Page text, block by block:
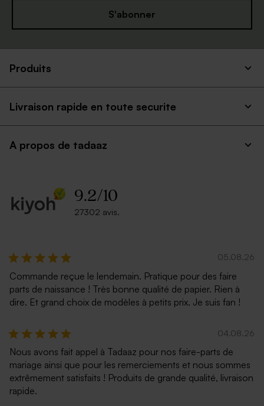
S'abonner
Produits
Livraison rapide en toute securite
A propos de tadaaz
9.2/10
27302 avis.
05.08.26
Commande reçue le lendemain. Pratique pour des faire
parts de naissance ! Très bonne qualité de papier. Rien à
dire. Et grand choix de modèles à petits prix. Je suis fan !
04.08.26
Nous avons fait appel à Tadaaz pour nos faire-parts de
mariage ainsi que pour les remerciements et nous sommes
extrêmement satisfaits ! Produits de grande qualité, livraison
rapide.